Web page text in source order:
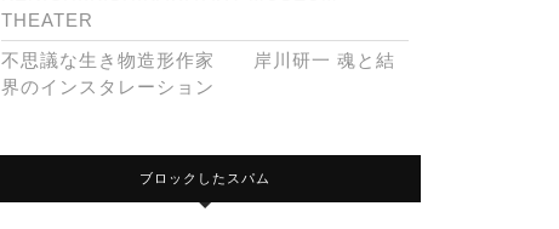
THEATER
不思議な生き物造形作家 岸川研一 魂と結
界のインスタレーション
ブロックしたスパム